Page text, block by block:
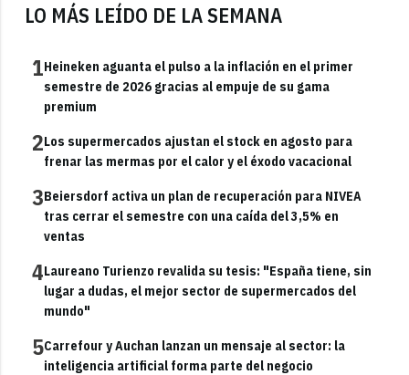
LO MÁS LEÍDO DE LA SEMANA
1Heineken aguanta el pulso a la inflación en el primer
semestre de 2026 gracias al empuje de su gama
premium
2Los supermercados ajustan el stock en agosto para
frenar las mermas por el calor y el éxodo vacacional
3Beiersdorf activa un plan de recuperación para NIVEA
tras cerrar el semestre con una caída del 3,5% en
ventas
4Laureano Turienzo revalida su tesis: "España tiene, sin
lugar a dudas, el mejor sector de supermercados del
mundo"
5Carrefour y Auchan lanzan un mensaje al sector: la
inteligencia artificial forma parte del negocio